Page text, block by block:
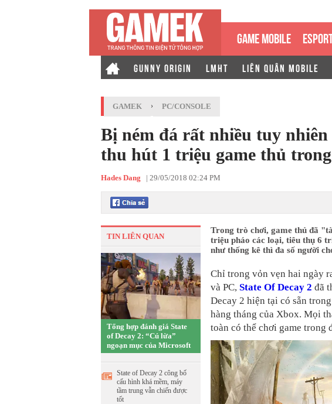
GAME MOBILE
GUNNY ORIGIN LMHT LIÊN QUÂN MOBILE
GAMEK › PC/CONSOLE
Bị ném đá rất nhiều tuy nhiên
thu hút 1 triệu game thủ
Hades Dang | 29/05/2018 02:24 PM
TIN LIÊN QUAN
Tổng hợp đánh giá State
of Decay 2: “Cú lừa”
ngoạn mục của Microsoft
State of Decay 2 công bố
cấu hình khá mềm, máy
tầm trung vẫn chiến được
tốt
Trong trò chơi, game thủ đã
triệu pháo các loại, tiêu thụ 6
như thống kê thì đa số người
Chỉ trong vỏn vẹn hai ngày
và PC, State Of Decay 2 đã
Decay 2 hiện tại có sẵn
hàng tháng của Xbox. Mọi
toàn có thể chơi game trong